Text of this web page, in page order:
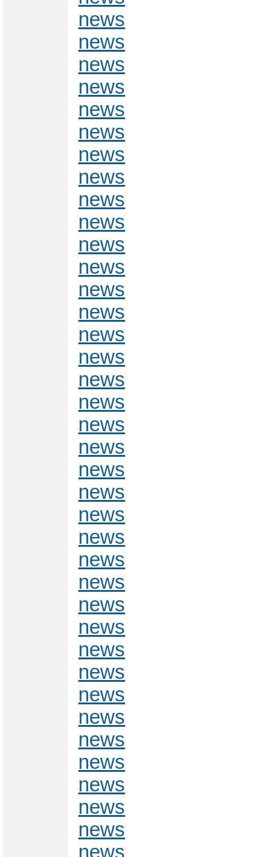
news
news
news
news
news
news
news
news
news
news
news
news
news
news
news
news
news
news
news
news
news
news
news
news
news
news
news
news
news
news
news
news
news
news
news
news
news
news